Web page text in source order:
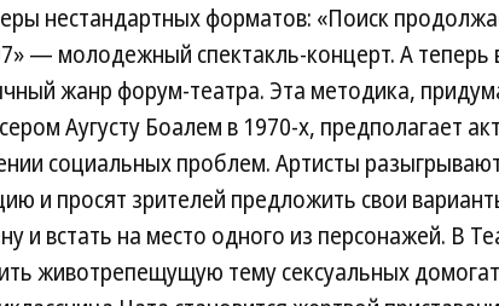
нестандартных форматов: «Поиск
— молодежный спектакль-концерт. А теперь
жанр форум-театра. Эта методика,
Аугусту Боалем в 1970-х, предполагает
социальных проблем. Артисты
и просят зрителей предложить свои
и встать на место одного из персонажей. В
животрепещущую тему сексуальных